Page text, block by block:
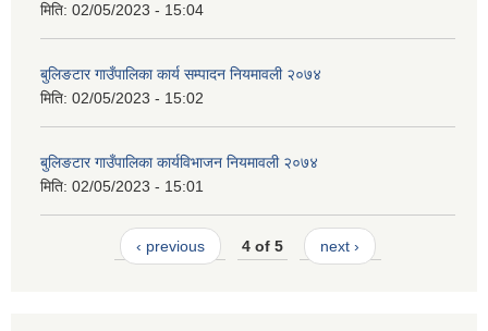
मिति: 02/05/2023 - 15:04
बुलिङटार गाउँपालिका कार्य सम्पादन नियमावली २०७४
मिति: 02/05/2023 - 15:02
बुलिङटार गाउँपालिका कार्यविभाजन नियमावली २०७४
मिति: 02/05/2023 - 15:01
‹ previous 4 of 5 next ›